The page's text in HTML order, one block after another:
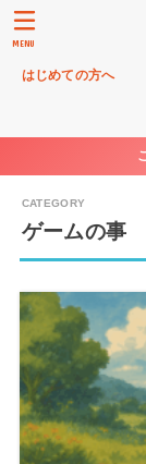
はじめての方へ
MENU
ゲームの事